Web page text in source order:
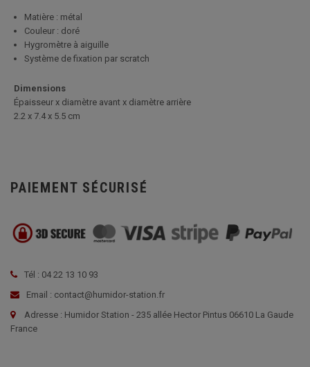
Matière : métal
Couleur : doré
Hygromètre à aiguille
Système de fixation par scratch
Dimensions
Épaisseur x diamètre avant x diamètre arrière
2.2 x 7.4 x 5.5 cm
PAIEMENT SÉCURISÉ
Tél : 04 22 13 10 93
Email : contact@humidor-station.fr
Adresse : Humidor Station - 235 allée Hector Pintus 06610 La Gaude
France